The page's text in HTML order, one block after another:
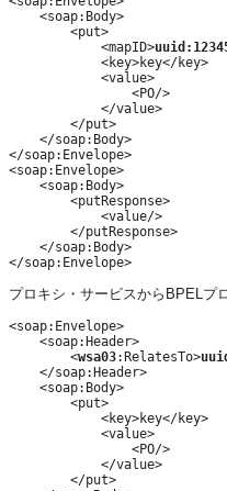
    <soap:Body>
        <put>
            <mapID>
            <key>key</key>
            <value>
                <PO/>
            </value>
        </put>
    </soap:Body>
</soap:Envelope>
<soap:Envelope>
    <soap:Body>
        <putResponse>
            <value/>
        </putResponse>
    </soap:Body>
プロキシ・サービスからBPELプ
<soap:Envelope>
    <soap:Header>
        <
wsa03:RelatesTo>
    </soap:Header>
    <soap:Body>
        <put>
            <key>key</key>
            <value>
                <PO/>
            </value>
        </put>